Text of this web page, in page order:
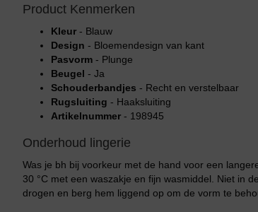
Product Kenmerken
Kleur - Blauw
Design - Bloemendesign van kant
Pasvorm - Plunge
Beugel - Ja
Schouderbandjes - Recht en verstelbaar
Rugsluiting - Haaksluiting
Artikelnummer - 198945
Onderhoud lingerie
Was je bh bij voorkeur met de hand voor een
30 °C met een waszakje en fijn wasmiddel. Niet in
drogen en berg hem liggend op om de vorm te